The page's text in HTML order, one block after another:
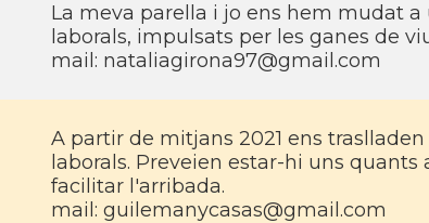
La meva parella i jo ens hem mudat
laborals, impulsats per les ganes de
mail: nataliagirona97@gmail.com
A partir de mitjans 2021 ens
laborals. Preveien estar-hi uns
facilitar l'arribada.
mail: guilemanycasas@gmail.com